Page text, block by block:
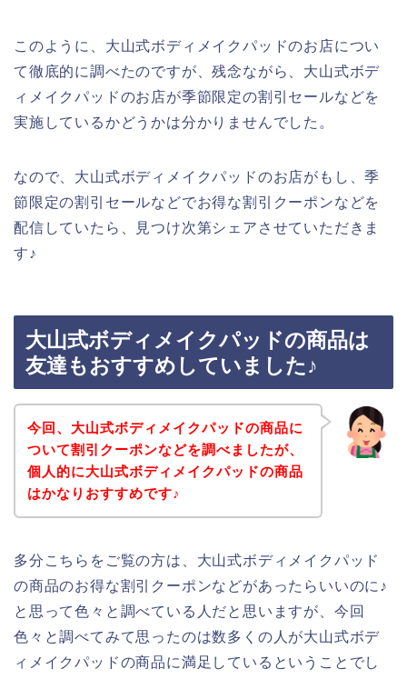
このように、大山式ボディメイクパッドのお店につい
て徹底的に調べたのですが、残念ながら、大山式ボデ
ィメイクパッドのお店が季節限定の割引セールなどを
実施しているかどうかは分かりませんでした。
なので、大山式ボディメイクパッドのお店がもし、季
節限定の割引セールなどでお得な割引クーポンなどを
配信していたら、見つけ次第シェアさせていただきま
す♪
大山式ボディメイクパッドの商品は
友達もおすすめしていました♪
今回、大山式ボディメイクパッドの商品に
ついて割引クーポンなどを調べましたが、
個人的に大山式ボディメイクパッドの商品
はかなりおすすめです♪
多分こちらをご覧の方は、大山式ボディメイクパッド
の商品のお得な割引クーポンなどがあったらいいのに♪
と思って色々と調べている人だと思いますが、今回
色々と調べてみて思ったのは数多くの人が大山式ボデ
ィメイクパッドの商品に満足しているということでし